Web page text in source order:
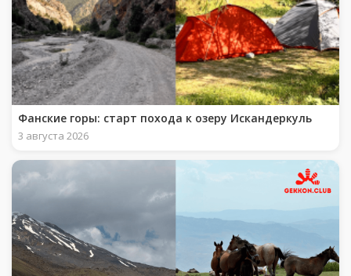
Фанские горы: старт похода к озеру Искандеркуль
3 августа 2026